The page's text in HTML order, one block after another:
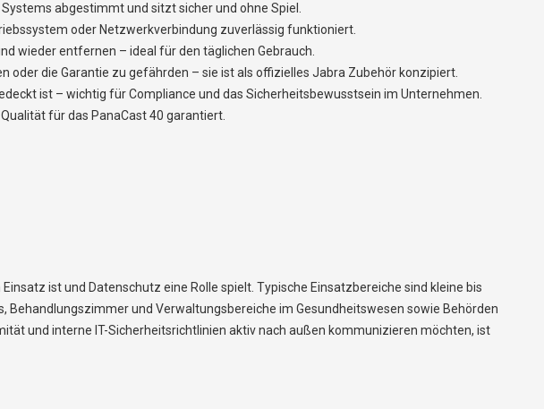
abgestimmt und sitzt sicher und ohne Spiel.
oder Netzwerkverbindung zuverlässig funktioniert.
wieder entfernen – ideal für den täglichen Gebrauch.
oder die Garantie zu gefährden – sie ist als offizielles Jabra Zubehör konzipiert.
ist – wichtig für Compliance und das Sicherheitsbewusstsein im Unternehmen.
für das PanaCast 40 garantiert.
ist und Datenschutz eine Rolle spielt. Typische Einsatzbereiche sind kleine bis
und Verwaltungsbereiche im Gesundheitswesen sowie Behörden
und interne IT-Sicherheitsrichtlinien aktiv nach außen kommunizieren möchten, ist